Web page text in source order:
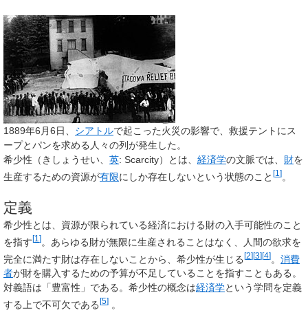
1889年6月6日、 シアトルで起こった火災の影響で、救援テントにス
ープとパンを求める人々の列が発生した。
希少性 （きしょうせい、 英: Scarcity）とは、 経済学の文脈では、 財を
生産するための資源が有限にしか存在しないという状態のこと [1 ]。
定義
希少性とは、資源が限られている経済における財の入手可能性のこと
を指す[1 ]。あらゆる財が無限に生産されることはなく、人間の欲求を
完全に満たす財は存在しないことから、希少性が生じる[2][3][4]
消費
者が財を購入するための予算が不足していることを指すこともある。
対義語は「豊富性」である。希少性の概念は経済学という学問を定義
する上で不可欠である [5] 。